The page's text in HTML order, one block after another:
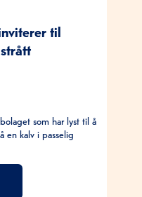
til
som har lyst til å
en kalv i passelig